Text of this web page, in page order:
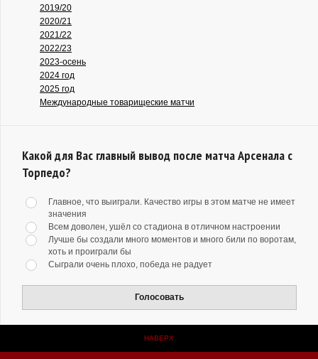
2019/20
2020/21
2021/22
2022/23
2023-осень
2024 год
2025 год
Международные товарищеские матчи
Какой для Вас главный вывод после матча Арсенала с
Торпедо?
Главное, что выиграли. Качество игры в этом матче не имеет
значения
Всем доволен, ушёл со стадиона в отличном настроении
Лучше бы создали много моментов и много били по воротам,
хоть и проиграли бы
Сыграли очень плохо, победа не радует
Голосовать
НАВЕРХ